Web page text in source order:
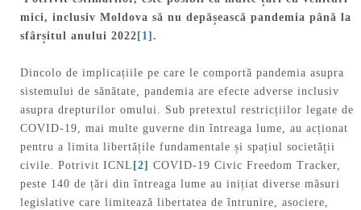
mici, inclusiv Moldova să nu depășească pandemia până la
sfârșitul anului 2022[1].
Dincolo de implicațiile pe care le comportă pandemia asupra
sistemului de sănătate, pandemia are efecte adverse inclusiv
asupra drepturilor omului. Sub pretextul restricțiilor legate de
COVID-19, mai multe guverne din întreaga lume, au acționat
pentru a limita libertățile fundamentale și spațiul societății
civile. Potrivit ICNL [2] COVID-19 Civic Freedom Tracker,
peste 140 de țări din întreaga lume au inițiat diverse măsuri
legislative care limitează libertatea de întrunire, asociere,